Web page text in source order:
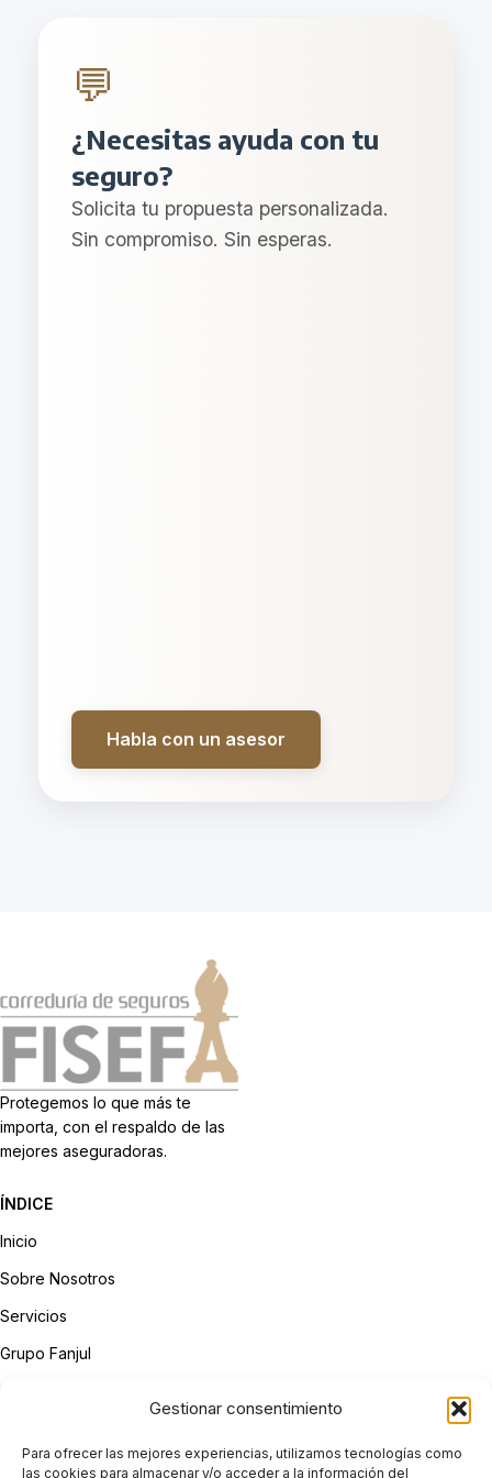
Gestionar consentimiento
Para ofrecer las mejores experiencias, utilizamos tecnologías como
las cookies para almacenar y/o acceder a la información del
💬
¿Necesitas ayuda con tu
seguro?
Solicita tu propuesta personalizada.
Sin compromiso. Sin esperas.
Habla con un asesor
Protegemos lo que más te
importa, con el respaldo de las
mejores aseguradoras.
ÍNDICE
Inicio
Sobre Nosotros
Servicios
Grupo Fanjul
Aviso Legal